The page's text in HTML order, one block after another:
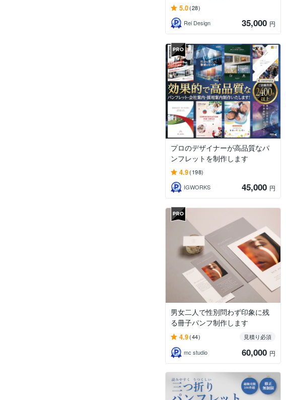
5.0(28)
Rei Design
35,000 円
プロのデザイナーが高品質なパ
ンフレットを制作します
4.9(198)
IGWORKS
45,000 円
男女二人で性別問わず印象に残
る冊子パンフ制作します
4.9(44)
見積り必須
mc studio
60,000 円